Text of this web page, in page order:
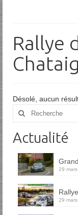
Rallye
Désolé, aucun
Rechercher
:
Actualité
29
29